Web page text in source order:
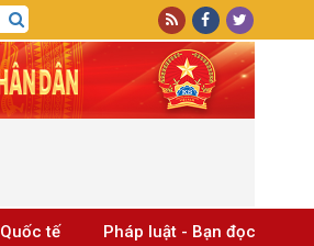
Quốc tế Pháp luật - Bạn đọc